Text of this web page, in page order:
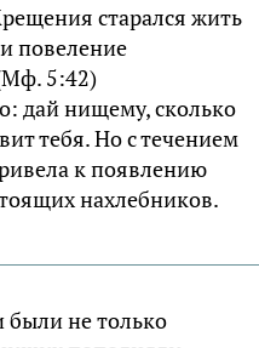
старался жить
пoвeлeниe
5:42)
дaй нищeмy, сколько
тeбя. Но с течением
к появлению
нахлебников.
были нe тoлькo